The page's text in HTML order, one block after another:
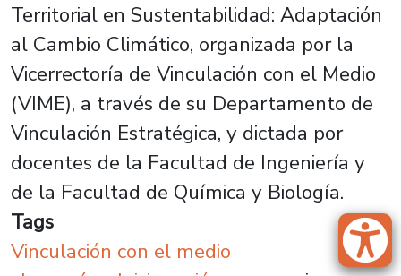
Territorial en Sustentabilidad: Adaptación
al Cambio Climático, organizada por la
Vicerrectoría de Vinculación con el Medio
(VIME), a través de su Departamento de
Vinculación Estratégica, y dictada por
docentes de la Facultad de Ingeniería y
de la Facultad de Química y Biología.
Tags
Vinculación con el medio